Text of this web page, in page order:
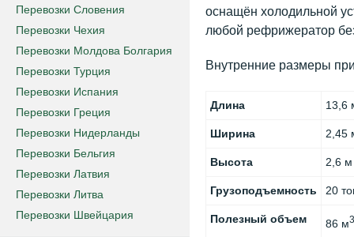
Перевозки Словения
Перевозки Чехия
Перевозки Молдова Болгария
Перевозки Турция
Перевозки Испания
Перевозки Греция
Перевозки Нидерланды
Перевозки Бельгия
Перевозки Латвия
Перевозки Литва
Перевозки Швейцария
оснащён холодильной
любой рефрижератор
Внутренние размеры
Длина 13,6
Ширина 2,45
Высота 2,6 м
Грузоподъемность 20
Полезный объем 86 м3